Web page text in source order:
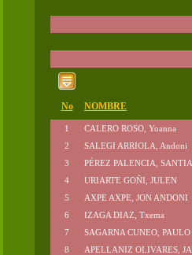
No NOMBRE
1 CALERO ROSO, Yoanna
2
SALEGI ARRIOLA, Andoni
3
PÉREZ PALENCIA,
4
URIARTE GOÑI, JULEN
5
AXPE AXPE, JON ANDONI
6
IZAGA DIAZ, Txema
7
SAGARNA CUNEO, PAULO
8
APELLANIZ OLIVARES,